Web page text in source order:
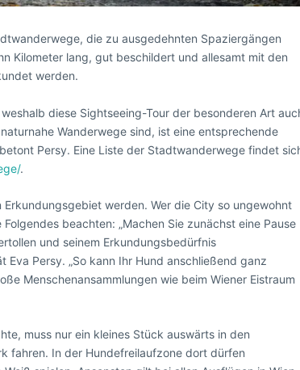
die zu ausgedehnten Spaziergängen
Kilometer lang, gut beschildert und allesamt mit den
werden.
diese Sightseeing-Tour der besonderen Art
Wanderwege sind, ist eine entsprechende
Persy. Eine Liste der Stadtwanderwege findet
.
werden. Wer die City so ungewohnt
beachten: „Machen Sie zunächst eine Pause
und seinem Erkundungsbedürfnis
Eva Persy. „So kann Ihr Hund anschließend ganz
Menschenansammlungen wie beim Wiener Eistraum
muss nur ein kleines Stück auswärts in den
fahren. In der Hundefreilaufzone dort dürfen